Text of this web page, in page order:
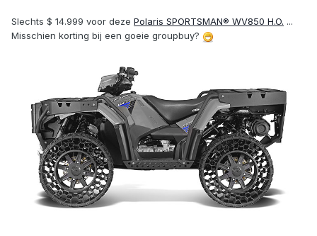
Slechts $ 14.999 voor deze Polaris SPORTSMAN® WV850 H.O. ...
Misschien korting bij een goeie groupbuy?